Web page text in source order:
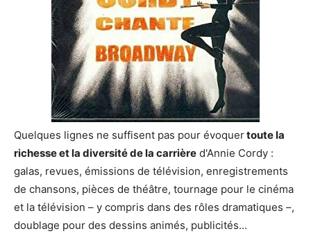
Quelques lignes ne suffisent pas pour évoquertoute la
richesse et la diversité de la carrière d'Annie Cordy :
galas, revues, émissions de télévision, enregistrements
de chansons, pièces de théâtre, tournage pour le cinéma
et la télévision – y compris dans des rôles dramatiques –,
doublage pour des dessins animés, publicités...